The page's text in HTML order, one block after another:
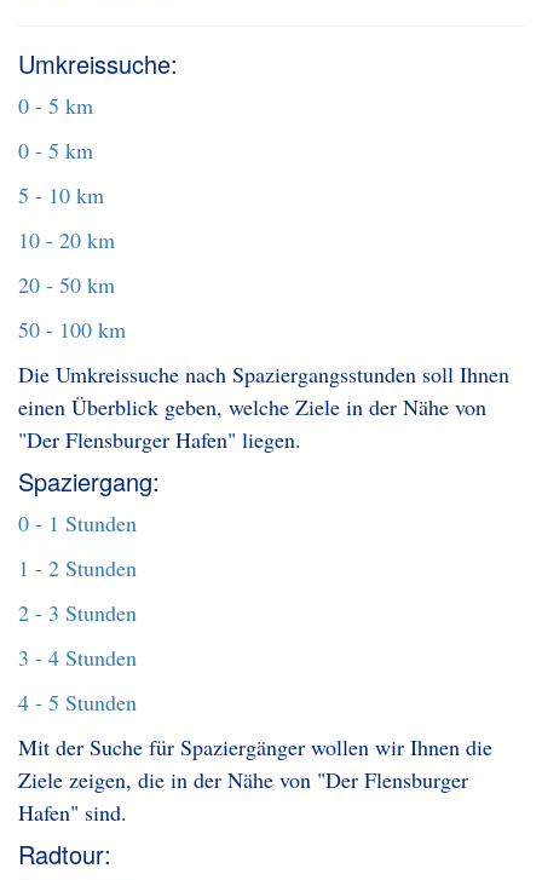
Umkreissuche:
0 - 5 km
0 - 5 km
5 - 10 km
10 - 20 km
20 - 50 km
50 - 100 km
Die Umkreissuche nach Spaziergangsstunden soll Ihnen
einen Überblick geben, welche Ziele in der Nähe von
"Der Flensburger Hafen" liegen.
Spaziergang:
0 - 1 Stunden
1 - 2 Stunden
2 - 3 Stunden
3 - 4 Stunden
4 - 5 Stunden
Mit der Suche für Spaziergänger wollen wir Ihnen die
Ziele zeigen, die in der Nähe von "Der Flensburger
Hafen" sind.
Radtour: